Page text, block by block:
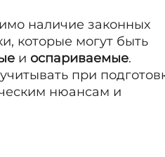
наличие законных
которые могут быть
и оспариваемые.
при
нюансам и